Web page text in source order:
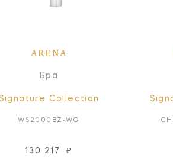
ARENA
Бра
Collection
WS2000BZ-WG
130 217 ₽